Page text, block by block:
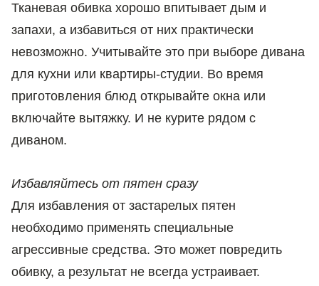
Тканевая обивка хорошо впитывает дым и
запахи, а избавиться от них практически
невозможно. Учитывайте это при выборе дивана
для кухни или квартиры-студии. Во время
приготовления блюд открывайте окна или
включайте вытяжку. И не курите рядом с
диваном.
Избавляйтесь от пятен сразу
Для избавления от застарелых пятен
необходимо применять специальные
агрессивные средства. Это может повредить
обивку, а результат не всегда устраивает.